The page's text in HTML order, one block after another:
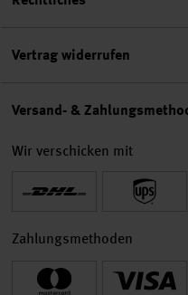
Vertrag widerrufen
Versand- &
Wir verschicken mit
Zahlungsmethoden